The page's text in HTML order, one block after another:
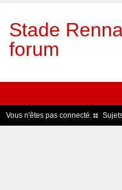
Stade
forum
Vous n'êtes pas connecté.